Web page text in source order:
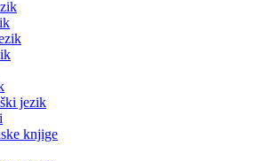
jezik
knjige